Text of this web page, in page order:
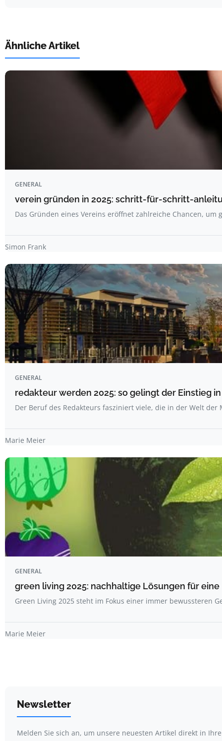
Ähnliche Artikel
GENERAL
verein gründen in 2025: schritt-für-schritt-
Das Gründen eines Vereins eröffnet zahlreiche Chancen, um
Simon Frank
GENERAL
redakteur werden 2025: so gelingt der Einstieg
Der Beruf des Redakteurs fasziniert viele, die in der Welt
Marie Meier
GENERAL
green living 2025: nachhaltige Lösungen für
Green Living 2025 steht im Fokus einer immer bewussteren
Marie Meier
Newsletter
Melden Sie sich an, um unsere neuesten Artikel direkt in